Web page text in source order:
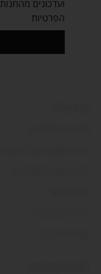
ועדכונים
הפרטיות